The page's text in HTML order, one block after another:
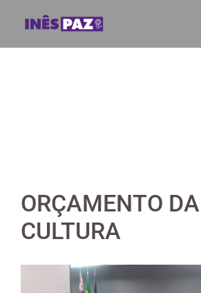
ORÇAMENTO DA
CULTURA